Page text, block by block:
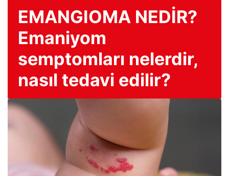
EMANGIOMA NEDİR?
Emaniyom
semptomları nelerdir,
nasıl tedavi edilir?